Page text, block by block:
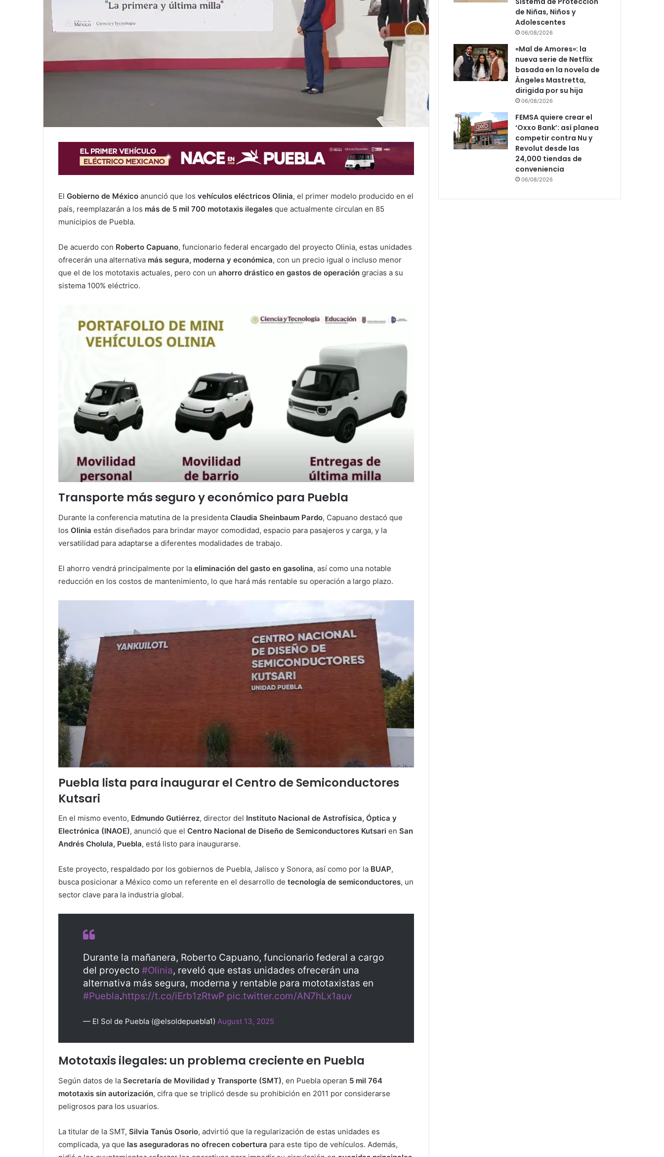
El Gobierno de México anunció que los vehículos eléctricos Olinia, el primer modelo producido en el
país, reemplazarán a los más de 5 mil 700 mototaxis ilegales que actualmente circulan en 85
municipios de Puebla.
De acuerdo con Roberto Capuano, funcionario federal encargado del proyecto Olinia, estas unidades
ofrecerán una alternativa más segura, moderna y económica, con un precio igual o incluso menor
que el de los mototaxis actuales, pero con un ahorro drástico en gastos de operación gracias a su
sistema 100% eléctrico.
Transporte más seguro y económico para Puebla
Durante la conferencia matutina de la presidenta Claudia Sheinbaum Pardo, Capuano destacó que
los Olinia están diseñados para brindar mayor comodidad, espacio para pasajeros y carga, y la
versatilidad para adaptarse a diferentes modalidades de trabajo.
El ahorro vendrá principalmente por la eliminación del gasto en gasolina, así como una notable
reducción en los costos de mantenimiento, lo que hará más rentable su operación a largo plazo.
Puebla lista para inaugurar el Centro de Semiconductores
Kutsari
En el mismo evento, Edmundo Gutiérrez, director del Instituto Nacional de Astrofísica, Óptica y
Electrónica (INAOE), anunció que el Centro Nacional de Diseño de Semiconductores Kutsari en San
Andrés Cholula, Puebla, está listo para inaugurarse.
Este proyecto, respaldado por los gobiernos de Puebla, Jalisco y Sonora, así como por la BUAP,
busca posicionar a México como un referente en el desarrollo de tecnología de semiconductores, un
sector clave para la industria global.
Durante la mañanera, Roberto Capuano, funcionario federal a cargo
del proyecto #Olinia, reveló que estas unidades ofrecerán una
alternativa más segura, moderna y rentable para mototaxistas en
#Puebla.https://t.co/iErb1zRtwP pic.twitter.com/AN7hLx1auv
— El Sol de Puebla (@elsoldepuebla1) August 13, 2025
Mototaxis ilegales: un problema creciente en Puebla
Según datos de la Secretaría de Movilidad y Transporte (SMT), en Puebla operan 5 mil 764
mototaxis sin autorización, cifra que se triplicó desde su prohibición en 2011 por considerarse
peligrosos para los usuarios.
La titular de la SMT, Silvia Tanús Osorio, advirtió que la regularización de estas unidades es
complicada, ya que las aseguradoras no ofrecen cobertura para este tipo de vehículos. Además,
de Niñas, Niños y
Adolescentes
06/08/2026
«Mal de Amores»: la
nueva serie de Netflix
basada en la novela de
Ángeles Mastretta,
dirigida por su hija
06/08/2026
FEMSA quiere crear el
‘Oxxo Bank’: así planea
competir contra Nu y
Revolut desde las
24,000 tiendas de
conveniencia
06/08/2026